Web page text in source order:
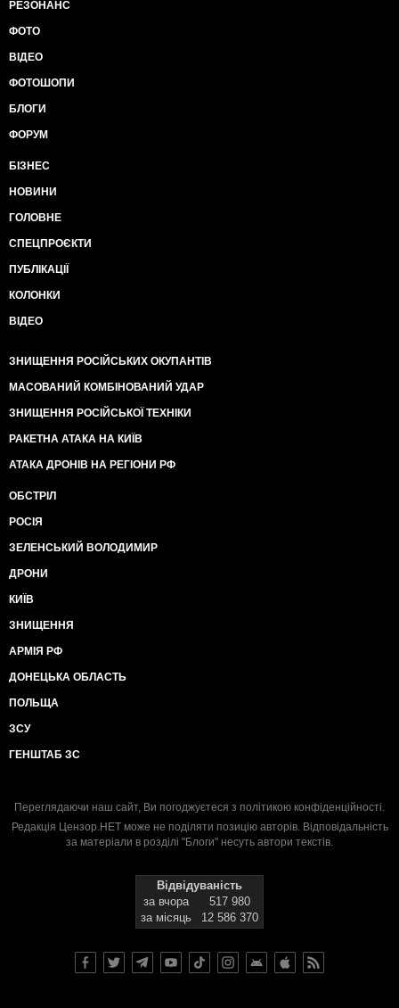
РЕЗОНАНС
ФОТО
ВІДЕО
ФОТОШОПИ
БЛОГИ
ФОРУМ
БІЗНЕС
НОВИНИ
ГОЛОВНЕ
СПЕЦПРОЄКТИ
ПУБЛІКАЦІЇ
КОЛОНКИ
ВІДЕО
ЗНИЩЕННЯ РОСІЙСЬКИХ ОКУПАНТІВ
МАСОВАНИЙ КОМБІНОВАНИЙ УДАР
ЗНИЩЕННЯ РОСІЙСЬКОЇ ТЕХНІКИ
РАКЕТНА АТАКА НА КИЇВ
АТАКА ДРОНІВ НА РЕГІОНИ РФ
ОБСТРІЛ
РОСІЯ
ЗЕЛЕНСЬКИЙ ВОЛОДИМИР
ДРОНИ
КИЇВ
ЗНИЩЕННЯ
АРМІЯ РФ
ДОНЕЦЬКА ОБЛАСТЬ
ПОЛЬЩА
ЗСУ
ГЕНШТАБ ЗС
Переглядаючи наш сайт, Ви погоджуєтеся з політикою конфіденційності.
Редакція Цензор.НЕТ може не поділяти позицію авторів. Відповідальність
за матеріали в розділі "Блоги" несуть автори текстів.
Відвідуваність
за вчора
517 980
за місяць
12 586 370